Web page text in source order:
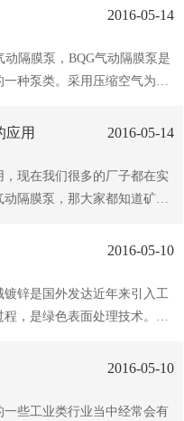
很难的得到社会的尊重和认
设备不过关的话，则会带给
了突破性的进展，来应用于
2016-05-14
隔膜泵，BQG气动隔膜泵是
种泵类。采用压缩空气为动
对于煤矿来说，BQG气动隔
0.3BQG-350/0.2BQG-450/
方面：1、在易燃易爆的环境
2016-05-14
应用
现在我们很多的厂子都在实
隔膜泵，那大家都知道矿用
。气动隔膜泵作为新型液体
料的剪切力低，适用于各种
果肉饮料等。自吸启动加上
环境，符合...
2016-05-10
锌是国外发达近年来引入工
，是绿色表面处理技术。在
在室温下，把经过除油、锈
的镀锌层厚度加入锌粉和药
2016-05-10
些工业类行业当中经常会有